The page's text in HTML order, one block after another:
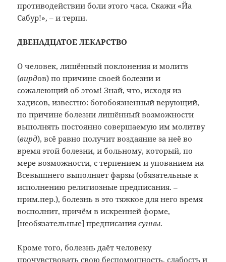
противодействии боли этого часа. Скажи «Йа
Сабур!», – и терпи.
ДВЕНАДЦАТОЕ ЛЕКАРСТВО
О человек, лишённый поклонения и молитв
(вирдов) по причине своей болезни и
сожалеющий об этом! Знай, что, исходя из
хадисов, известно: богобоязненный верующий,
по причине болезни лишённый возможности
выполнять постоянно совершаемую им молитву
(вирд), всё равно получит воздаяние за неё во
время этой болезни, и больному, который, по
мере возможности, с терпением и упованием на
Всевышнего выполняет фарзы (обязательные к
исполнению религиозные предписания. –
прим.пер.), болезнь в это тяжкое для него время
восполнит, причём в искренней форме,
[необязательные] предписаниясунны.
Кроме того, болезнь даёт человеку
прочувствовать свою беспомощность, слабость и